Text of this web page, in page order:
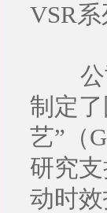
VSR
公司
制定
艺”（
研究
动时